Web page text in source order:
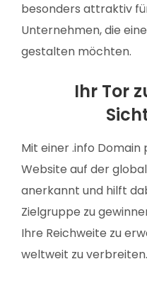
besonders attraktiv
Unternehmen, die
gestalten möchten.
Ihr Tor
Mit einer .info Domain
Website auf der
anerkannt und hilft
Zielgruppe zu
Ihre Reichweite zu
weltweit zu verbreiten.